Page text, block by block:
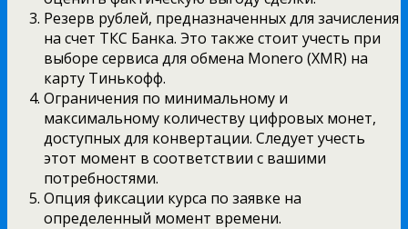
Резерв рублей, предназначенных для зачисления
на счет ТКС Банка. Это также стоит учесть при
выборе сервиса для обмена Monero (XMR) на
карту Тинькофф.
Ограничения по минимальному и
максимальному количеству цифровых монет,
доступных для конвертации. Следует учесть
этот момент в соответствии с вашими
потребностями.
Опция фиксации курса по заявке на
определенный момент времени.